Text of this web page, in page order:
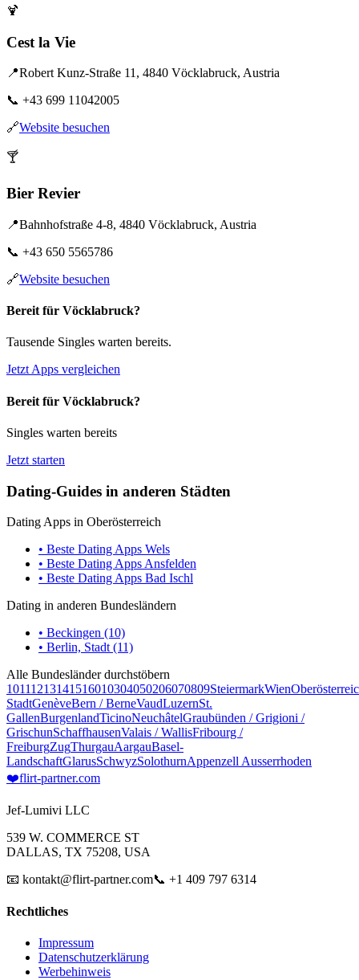
🍹
Cest la Vie
📍Robert Kunz-Straße 11, 4840 Vöcklabruck, Austria
📞 +43 699 11042005
🔗Website besuchen
🍸
Bier Revier
📍Bahnhofstraße 4-8, 4840 Vöcklabruck, Austria
📞 +43 650 5565786
🔗Website besuchen
Bereit für Vöcklabruck?
Tausende Singles warten bereits.
Jetzt Apps vergleichen
Bereit für Vöcklabruck?
Singles warten bereits
Jetzt starten
Dating-Guides in anderen Städten
Dating Apps in Oberösterreich
• Beste Dating Apps Wels
• Beste Dating Apps Ansfelden
• Beste Dating Apps Bad Ischl
Dating in anderen Bundesländern
• Beckingen (10)
• Berlin, Stadt (11)
Alle Bundesländer durchstöbern
10111213141516010304050206070809SteiermarkWien
StadtGenèveBern / BerneVaudLuzernSt.
GallenBurgenlandTicinoNeuchâtelGraubünden / Grigioni /
GrischunSchaffhausenValais / WallisFribourg /
FreiburgZugThurgauAargauBasel-
LandschaftGlarusSchwyzSolothurnAppenzell Ausserrhoden
❤️flirt-partner.com
Jef-Lumivi LLC
539 W. COMMERCE ST
DALLAS, TX 75208, USA
📧 kontakt@flirt-partner.com📞 +1 409 797 6314
Rechtliches
Impressum
Datenschutzerklärung
Werbehinweis